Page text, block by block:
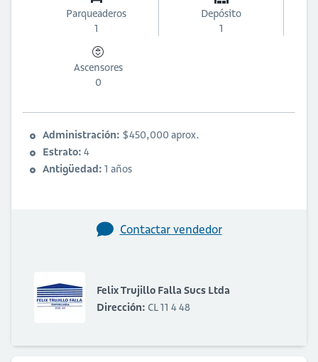
Parqueaderos
1
Depósito
1
Ascensores
0
Administración: $450,000 aprox.
Estrato: 4
Antigüedad: 1 años
Contactar vendedor
Felix Trujillo Falla Sucs Ltda
Dirección: CL 11 4 48